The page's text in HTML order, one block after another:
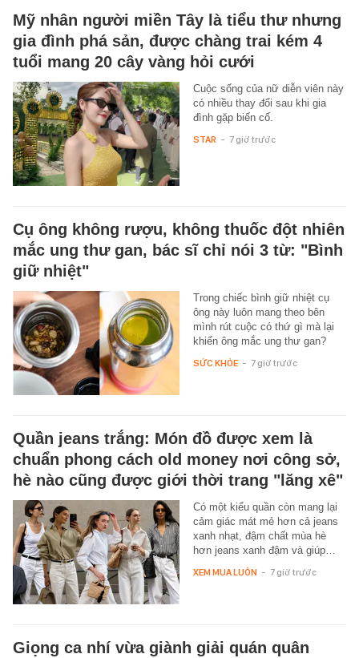
Mỹ nhân người miền Tây là tiểu thư nhưng
gia đình phá sản, được chàng trai kém 4
tuổi mang 20 cây vàng hỏi cưới
Cuộc sống của nữ diễn viên này
có nhiều thay đổi sau khi gia
đình gặp biến cố.
STAR - 7 giờ trước
Cụ ông không rượu, không thuốc đột nhiên
mắc ung thư gan, bác sĩ chỉ nói 3 từ: "Bình
giữ nhiệt"
Trong chiếc bình giữ nhiệt cụ
ông này luôn mang theo bên
mình rút cuộc có thứ gì mà lại
khiến ông mắc ung thư gan?
SỨC KHỎE - 7 giờ trước
Quần jeans trắng: Món đồ được xem là
chuẩn phong cách old money nơi công sở,
hè nào cũng được giới thời trang "lăng xê"
Có một kiểu quần còn mang lại
cảm giác mát mẻ hơn cả jeans
xanh nhạt, đậm chất mùa hè
hơn jeans xanh đậm và giúp…
XEM MUA LUÔN - 7 giờ trước
Giọng ca nhí vừa giành giải quán quân